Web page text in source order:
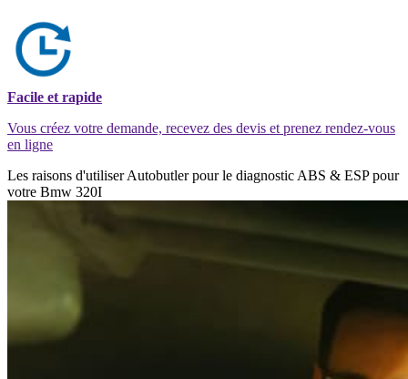
Facile et rapide
Vous créez votre demande, recevez des devis et prenez rendez-vous
en ligne
Les raisons d'utiliser Autobutler pour le diagnostic ABS & ESP pour
votre Bmw 320I